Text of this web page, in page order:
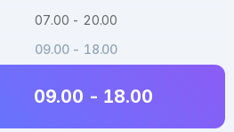
07.00 - 20.00
09.00 - 18.00
09.00 - 18.00